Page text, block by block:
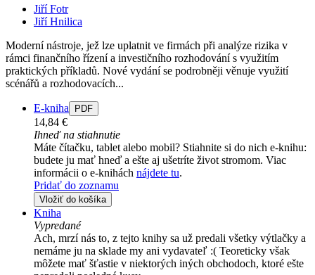
Jiří Fotr
Jiří Hnilica
Moderní nástroje, jež lze uplatnit ve firmách při analýze rizika v
rámci finančního řízení a investičního rozhodování s využitím
praktických příkladů. Nové vydání se podrobněji věnuje využití
scénářů a rozhodovacích...
E-kniha PDF
14,84 €
Ihneď na stiahnutie
Máte čítačku, tablet alebo mobil? Stiahnite si do nich e-knihu:
budete ju mať hneď a ešte aj ušetríte život stromom. Viac
informácii o e-knihách nájdete tu.
Pridať do zoznamu
Vložiť do košíka
Kniha
Vypredané
Ach, mrzí nás to, z tejto knihy sa už predali všetky výtlačky a
nemáme ju na sklade my ani vydavateľ :( Teoreticky však
môžete mať šťastie v niektorých iných obchodoch, ktoré ešte